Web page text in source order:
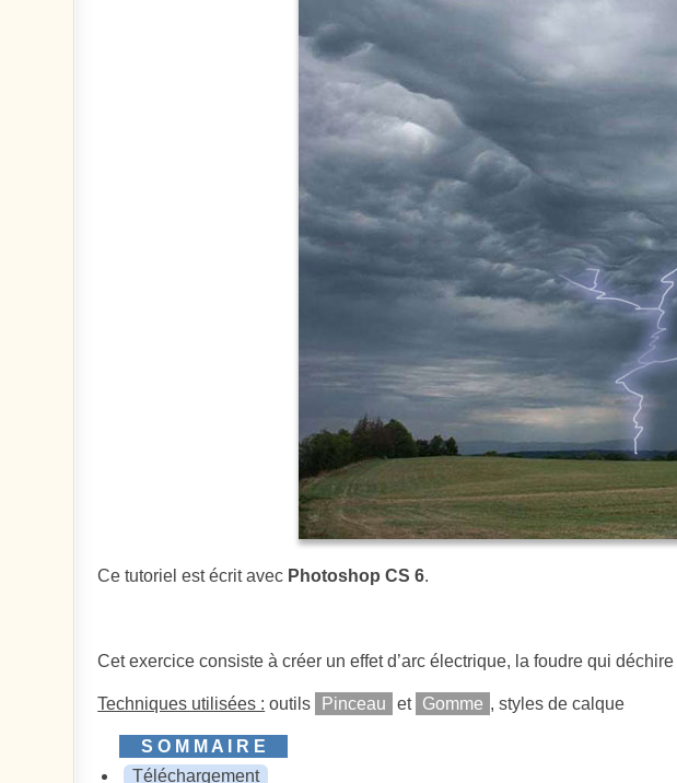
Ce tutoriel est écrit avec Photoshop CS 6.
Cet exercice consiste à créer un effet d’arc électrique, la foudre qui
Techniques utilisées : outils Pinceau et Gomme , styles de calque
Téléchargement